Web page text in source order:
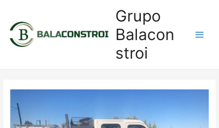
Grupo
Balacon
stroi